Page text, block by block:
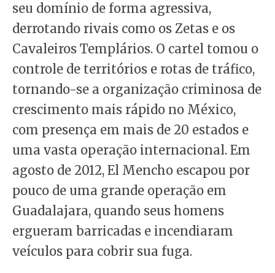
seu domínio de forma agressiva,
derrotando rivais como os Zetas e os
Cavaleiros Templários. O cartel tomou o
controle de territórios e rotas de tráfico,
tornando-se a organização criminosa de
crescimento mais rápido no México,
com presença em mais de 20 estados e
uma vasta operação internacional. Em
agosto de 2012, El Mencho escapou por
pouco de uma grande operação em
Guadalajara, quando seus homens
ergueram barricadas e incendiaram
veículos para cobrir sua fuga.